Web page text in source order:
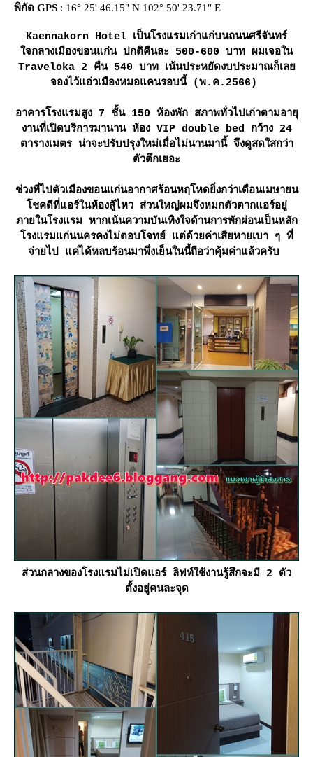
พิกัด GPS : 16° 25' 46.15" N 102° 50' 23.71" E
Kaennakorn Hotel เป็นโรงแรมเก่าแก่บนถนนศรีจันทร์
จกลางเมืองขอนแก่น ปกติคืนละ 500-600 บาท ผมเจอใน
Traveloka 2 คืน 540 บาท เน้นประหยัดงบประมาณก็เล
จองไว้แอ่วเมืองหมอแคนรอบนี้ (พ.ค.2566)
อาคารโรงแรมสูง 7 ชั้น 150 ห้องพัก สภาพทั่วไปเก่าตามอายุ
งานที่เปิดบริการมานาน ห้อง VIP double bed กว้าง 24
ตารางเมตร น่าจะปรับปรุงใหม่เมื่อไม่นานมานี้ จึงดูสดใสกว่า
ตัวตึกเยอะ
ช่วงที่ไปตัวเมืองขอนแก่นอากาศร้อนหฤโหดยิ่งกว่าเดือนเมษายน
ชคดีที่แอร์ในห้องสู้ไหว ส่วนใหญ่ผมจึงหมกตัวตากแอร์อยู่
ภายในโรงแรม หากเน้นความบันเทิงใจด้านการพักผ่อนเป็นหลัก
รงแรมแก่นนครคงไม่ตอบโจทย์ แต่ด้วยค่าเสียหายเบา ๆ ที่
จ่ายไป แค่ได้หลบร้อนมาพึ่งเย็นในนี้ถือว่าคุ้มค่าแล้วครับ
ส่วนกลางของโรงแรมไม่เปิดแอร์ ลิฟท์ใช้งานรู้สึกจะมี 2 ตัว
ตั้งอยู่คนละจุด